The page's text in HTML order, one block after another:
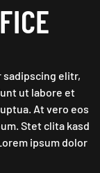
elitr,
ut labore et
At vero eos
Stet clita kasd
ipsum dolor